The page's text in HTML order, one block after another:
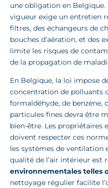
une obligation en
vigueur exige un entretien
filtres, des échangeurs de
bouches d’aération, et des
limite les risques de
de la propagation de
En Belgique, la loi impose
concentration de polluants
formaldéhyde, de benzène,
particules fines devra être
bien-être. Les propriétaires
doivent respecter ces
les systèmes de ventilation
qualité de l’air intérieur est
environnementales telles
nettoyage régulier facilite